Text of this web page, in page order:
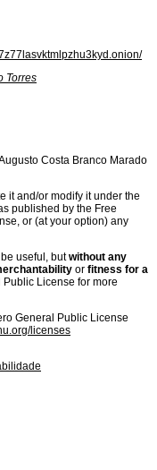
Torres
Costa Branco Marado
it and/or modify it under the
published by the Free
or (at your option) any
useful, butwithout any
or fitness for a
Public License for more
General Public License
licenses